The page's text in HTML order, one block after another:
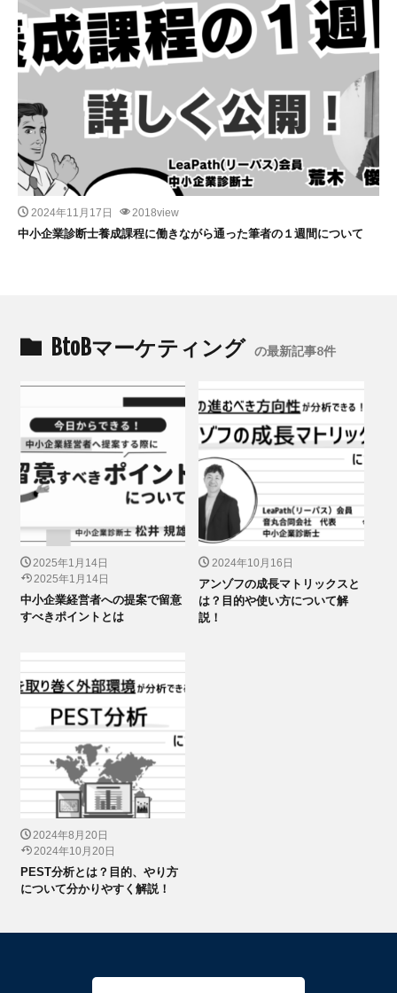
2024年11月17日 2018view
中小企業診断士養成課程に働きながら通った筆者の１週間について
BtoBマーケティング の最新記事8件
2025年1月14日
2025年1月14日
中小企業経営者への提案で留意
すべきポイントとは
2024年10月16日
アンゾフの成長マトリックスと
は？目的や使い方について解
説！
2024年8月20日
2024年10月20日
PEST分析とは？目的、やり方
について分かりやすく解説！